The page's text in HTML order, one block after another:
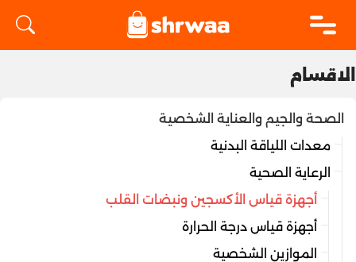
الاقسام
الصحة والجيم والعناية الشخصية
معدات اللياقة البدنية
الرعاية الصحية
أجهزة قياس الأكسجين ونبضات القلب
أجهزة قياس درجة الحرارة
الموازين الشخصية